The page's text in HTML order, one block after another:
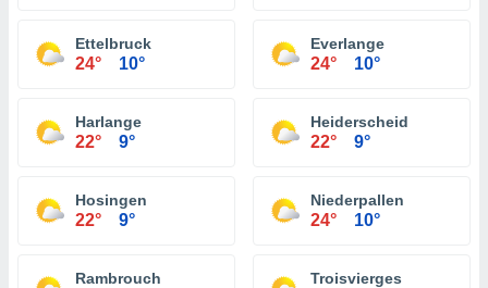
Ettelbruck
24° 10°
Everlange
24° 10°
Harlange
22° 9°
Heiderscheid
22° 9°
Hosingen
22° 9°
Niederpallen
24° 10°
Rambrouch Troisvierges